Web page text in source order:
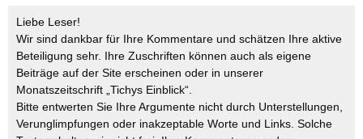
Liebe Leser!
Wir sind dankbar für Ihre Kommentare und schätzen Ihre aktive
Beteiligung sehr. Ihre Zuschriften können auch als eigene
Beiträge auf der Site erscheinen oder in unserer
Monatszeitschrift „Tichys Einblick“.
Bitte entwerten Sie Ihre Argumente nicht durch Unterstellungen,
Verunglimpfungen oder inakzeptable Worte und Links. Solche